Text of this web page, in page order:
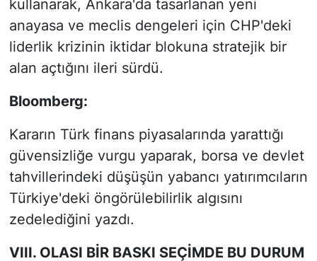
kullanarak, Ankara'da tasarlanan yeni
anayasa ve meclis dengeleri için CHP'deki
liderlik krizinin iktidar blokuna stratejik bir
alan açtığını ileri sürdü.
Bloomberg:
Kararın Türk finans piyasalarında yarattığı
güvensizliğe vurgu yaparak, borsa ve devlet
tahvillerindeki düşüşün yabancı yatırımcıların
Türkiye'deki öngörülebilirlik algısını
zedelediğini yazdı.
VIII. OLASI BİR BASKI SEÇİMDE BU DURUM